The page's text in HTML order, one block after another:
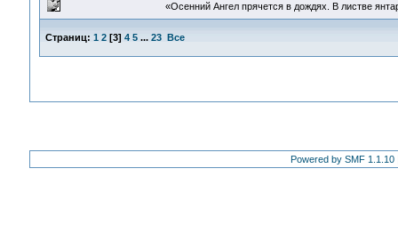
«Осенний Ангел прячется в дождях. В листве
Страниц: 1 2[3] 4 5 ... 23 Все
Powered by SMF 1.1.10